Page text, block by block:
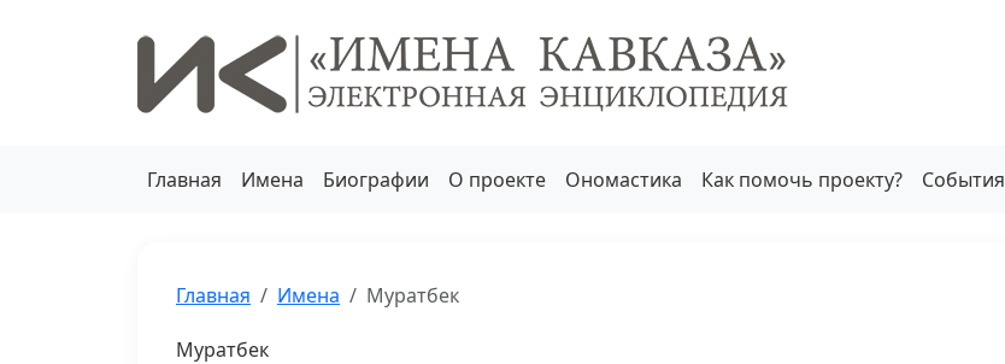
Главная Имена Биографии О проекте Ономастика Как помочь проекту? События
Главная Имена Муратбек
Муратбек